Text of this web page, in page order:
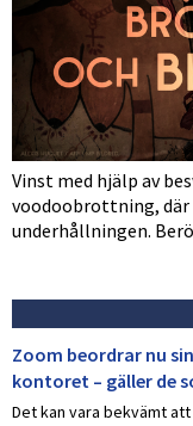
Vinst med hjälp av
voodoobrottning, där
underhållningen.
Zoom beordrar nu
kontoret – gäller de
Det kan vara bekvämt